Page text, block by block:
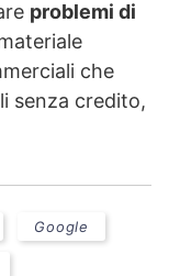
problemi di
che
senza credito,
Google